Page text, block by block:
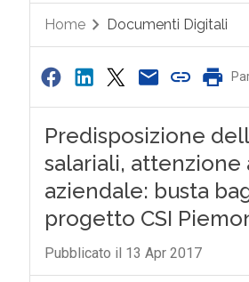
Home Documenti Digitali
Predisposizione
salariali, attenzione
aziendale: busta
progetto CSI
Pubblicato il 13 Apr 2017